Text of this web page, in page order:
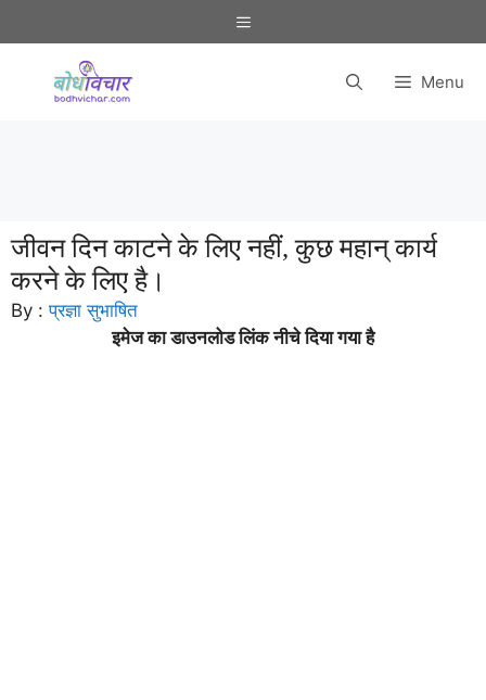
to
Menu
Menu
जीवन दिन काटने के लिए नहीं, कुछ महान् कार्य
करने के लिए है।
By :प्रज्ञा सुभाषित
इमेज का डाउनलोड लिंक नीचे दिया गया है